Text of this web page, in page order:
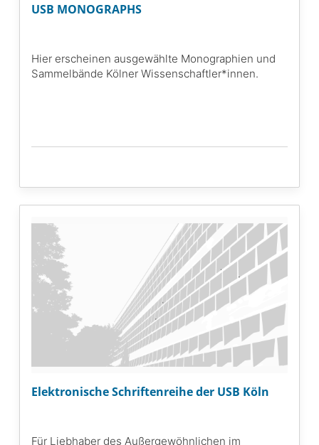
USB MONOGRAPHS
Hier erscheinen ausgewählte Monographien und
Sammelbände Kölner Wissenschaftler*innen.
Elektronische Schriftenreihe der USB Köln
Für Liebhaber des Außergewöhnlichen im